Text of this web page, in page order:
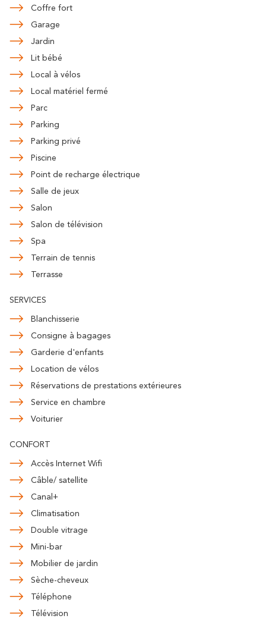
Coffre fort
Garage
Jardin
Lit bébé
Local à vélos
Local matériel fermé
Parc
Parking
Parking privé
Piscine
Point de recharge électrique
Salle de jeux
Salon
Salon de télévision
Spa
Terrain de tennis
Terrasse
SERVICES
Blanchisserie
Consigne à bagages
Garderie d'enfants
Location de vélos
Réservations de prestations extérieures
Service en chambre
Voiturier
CONFORT
Accès Internet Wifi
Câble/ satellite
Canal+
Climatisation
Double vitrage
Mini-bar
Mobilier de jardin
Sèche-cheveux
Téléphone
Télévision